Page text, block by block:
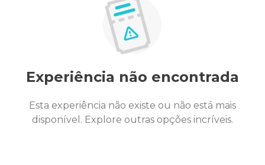
Experiência não encontrada
Esta experiência não existe ou não está mais
disponível. Explore outras opções incríveis.